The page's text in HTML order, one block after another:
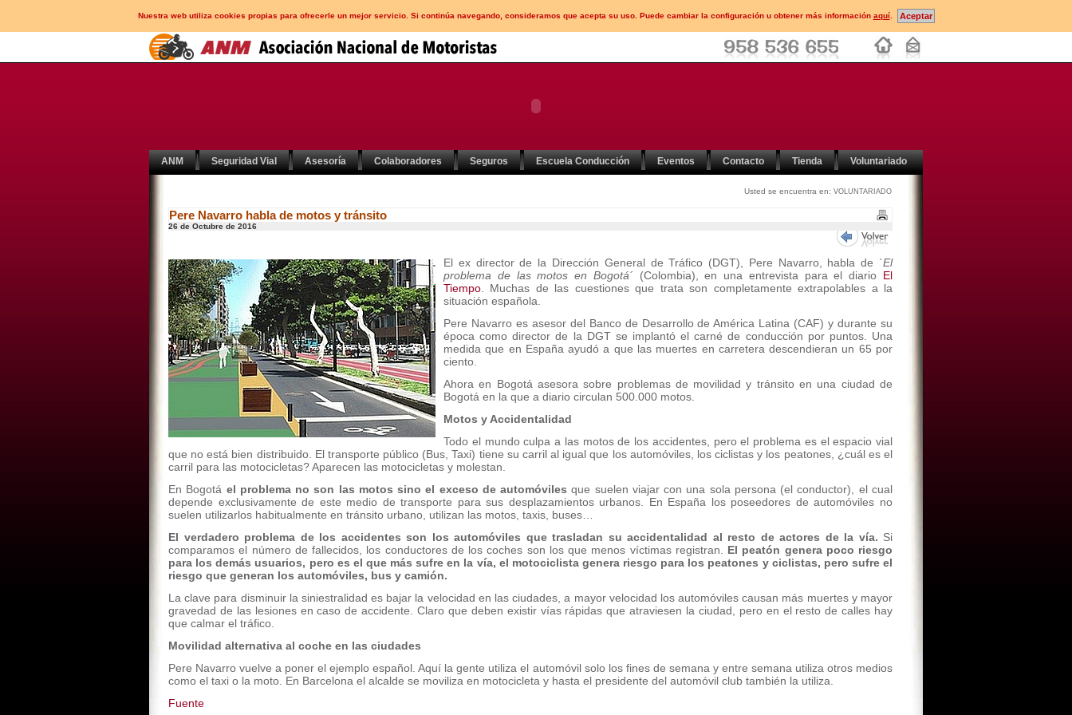
Nuestra web utiliza cookies propias para ofrecerle un mejor servicio. Si continúa navegando, consideramos que acepta su uso. Puede cambiar la configuración u obtener más información aquí.
ANM Seguridad Vial Asesoría Colaboradores Seguros Escuela Conducción Eventos Contacto Tienda Voluntariado
Usted se encuentra en: VOLUNTARIADO
Pere Navarro habla de motos y tránsito
26 de Octubre de 2016
El ex director de la Dirección General de Tráfico (DGT), Pere Navarro, habla de `El
problema de las motos en Bogotá´ (Colombia), en una entrevista para el diario El
Tiempo . Muchas de las cuestiones que trata son completamente extrapolables a la
situación española.
Pere Navarro es asesor del Banco de Desarrollo de América Latina (CAF) y durante su
época como director de la DGT se implantó el carné de conducción por puntos. Una
medida que en España ayudó a que las muertes en carretera descendieran un 65 por
ciento.
Ahora en Bogotá asesora sobre problemas de movilidad y tránsito en una ciudad de
Bogotá en la que a diario circulan 500.000 motos.
Motos y Accidentalidad
Todo el mundo culpa a las motos de los accidentes, pero el problema es el espacio vial
que no está bien distribuido. El transporte público (Bus, Taxi) tiene su carril al igual que los automóviles, los ciclistas y los peatones, ¿cuál es el
carril para las motocicletas? Aparecen las motocicletas y molestan.
En Bogotá el problema no son las motos sino el exceso de automóvilesque suelen viajar con una sola persona (el conductor), el cual
depende exclusivamente de este medio de transporte para sus desplazamientos urbanos. En España los poseedores de automóviles no
suelen utilizarlos habitualmente en tránsito urbano, utilizan las motos, taxis, buses…
El verdadero problema de los accidentes son los automóviles que trasladan su accidentalidad al resto de actores de la vía. Si
comparamos el número de fallecidos, los conductores de los coches son los que menos víctimas registran. El peatón genera poco riesgo
para los demás usuarios, pero es el que más sufre en la vía, el motociclista genera riesgo para los peatones y ciclistas, pero sufre el
riesgo que generan los automóviles, bus y camión.
La clave para disminuir la siniestralidad es bajar la velocidad en las ciudades, a mayor velocidad los automóviles causan más muertes y mayor
gravedad de las lesiones en caso de accidente. Claro que deben existir vías rápidas que atraviesen la ciudad, pero en el resto de calles hay
que calmar el tráfico.
Movilidad alternativa al coche en las ciudades
Pere Navarro vuelve a poner el ejemplo español. Aquí la gente utiliza el automóvil solo los fines de semana y entre semana utiliza otros medios
como el taxi o la moto. En Barcelona el alcalde se moviliza en motocicleta y hasta el presidente del automóvil club también la utiliza.
Fuente